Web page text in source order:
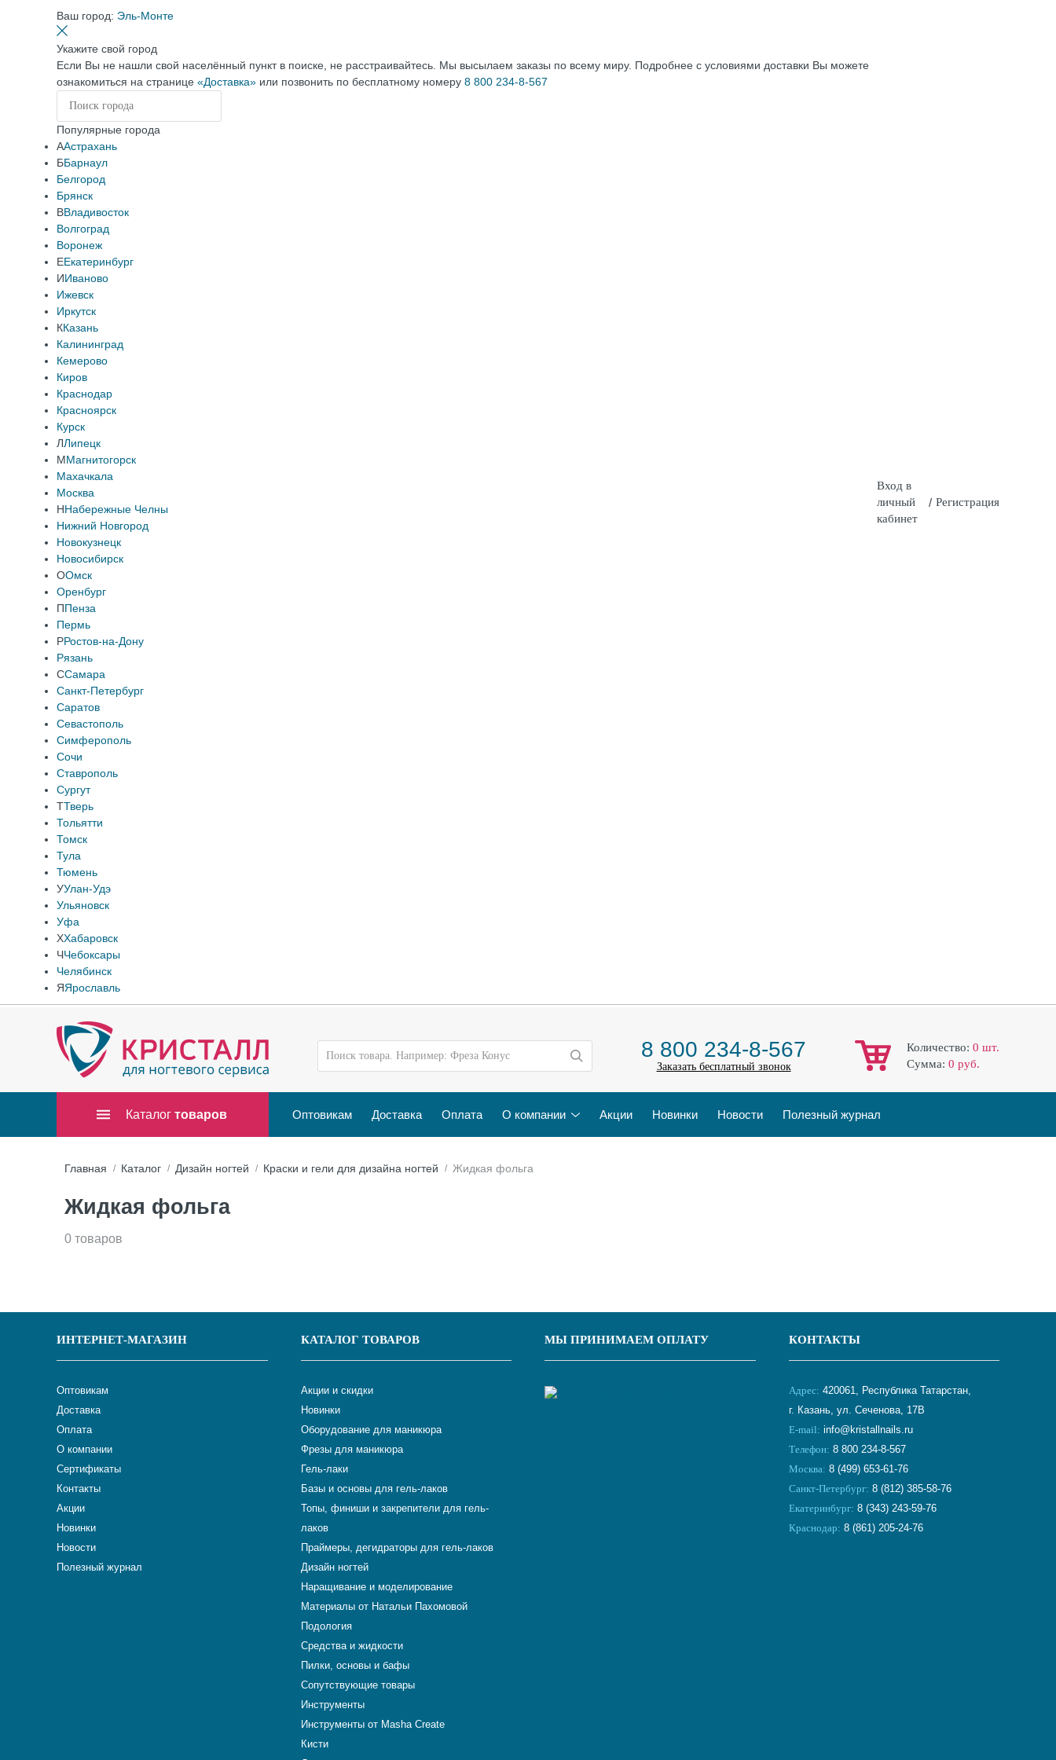
Ваш город: Эль-Монте
Укажите свой город
Если Вы не нашли свой населённый пункт в поиске, не расстраивайтесь. Мы высылаем заказы по всему миру. Подробнее с условиями доставки Вы можете
ознакомиться на странице «Доставка» или позвонить по бесплатному номеру 8 800 234-8-567
Популярные города
ААстрахань
ББарнаул
Белгород
Брянск
ВВладивосток
Волгоград
Воронеж
ЕЕкатеринбург
ИИваново
Ижевск
Иркутск
ККазань
Калининград
Кемерово
Киров
Краснодар
Красноярск
Курск
ЛЛипецк
ММагнитогорск
Махачкала
Москва
ННабережные Челны
Нижний Новгород
Новокузнецк
Новосибирск
ООмск
Оренбург
ППенза
Пермь
РРостов-на-Дону
Рязань
ССамара
Санкт-Петербург
Саратов
Севастополь
Симферополь
Сочи
Ставрополь
Сургут
ТТверь
Тольятти
Томск
Тула
Тюмень
УУлан-Удэ
Ульяновск
Уфа
ХХабаровск
ЧЧебоксары
Челябинск
ЯЯрославль
Вход в
личный
кабинет
/ Регистрация
8 800 234-8-567
Заказать бесплатный звонок
Количество: 0 шт.
Cумма: 0 руб.
Каталог товаров Оптовикам Доставка Оплата О компании Акции Новинки Новости Полезный журнал
Главная Каталог Дизайн ногтей Краски и гели для дизайна ногтей Жидкая фольга
Жидкая фольга
0 товаров
ИНТЕРНЕТ-МАГАЗИН
Оптовикам
Доставка
Оплата
О компании
Сертификаты
Контакты
Акции
Новинки
Новости
Полезный журнал
КАТАЛОГ ТОВАРОВ
Акции и скидки
Новинки
Оборудование для маникюра
Фрезы для маникюра
Гель-лаки
Базы и основы для гель-лаков
Топы, финиши и закрепители для гель-
лаков
Праймеры, дегидраторы для гель-лаков
Дизайн ногтей
Наращивание и моделирование
Материалы от Натальи Пахомовой
Подология
Средства и жидкости
Пилки, основы и бафы
Сопутствующие товары
Инструменты
Инструменты от Masha Create
Кисти
МЫ ПРИНИМАЕМ ОПЛАТУ КОНТАКТЫ
Адрес: 420061, Республика Татарстан,
г. Казань, ул. Сеченова, 17В
E-mail: info@kristallnails.ru
Телефон: 8 800 234-8-567
Москва: 8 (499) 653-61-76
Санкт-Петербург: 8 (812) 385-58-76
Екатеринбург: 8 (343) 243-59-76
Краснодар: 8 (861) 205-24-76